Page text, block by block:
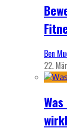
Ben
22.